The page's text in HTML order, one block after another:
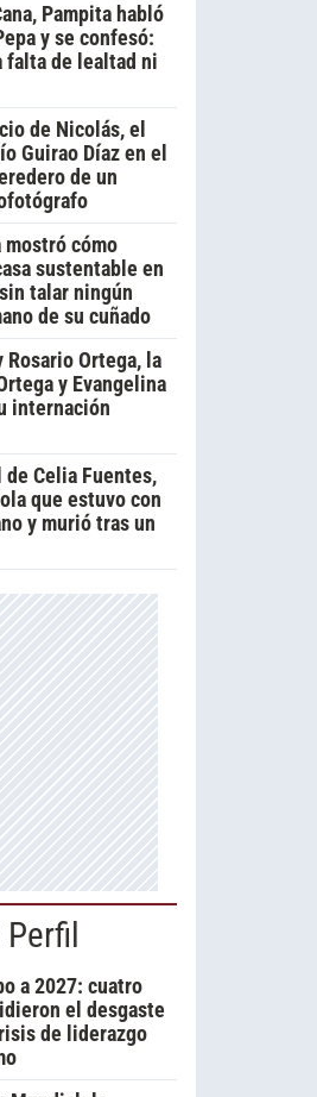
Pampita habló
y se confesó:
falta de lealtad ni
de Nicolás, el
Guirao Díaz en el
de un
mostró cómo
sustentable en
talar ningún
de su cuñado
Rosario Ortega, la
y Evangelina
internación
Celia Fuentes,
que estuvo con
y murió tras un
a 2027: cuatro
el desgaste
de liderazgo